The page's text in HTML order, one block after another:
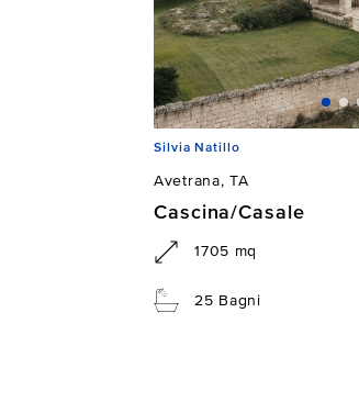
Silvia Natillo
Avetrana, TA
Cascina/Casale
1705 mq
25 Bagni